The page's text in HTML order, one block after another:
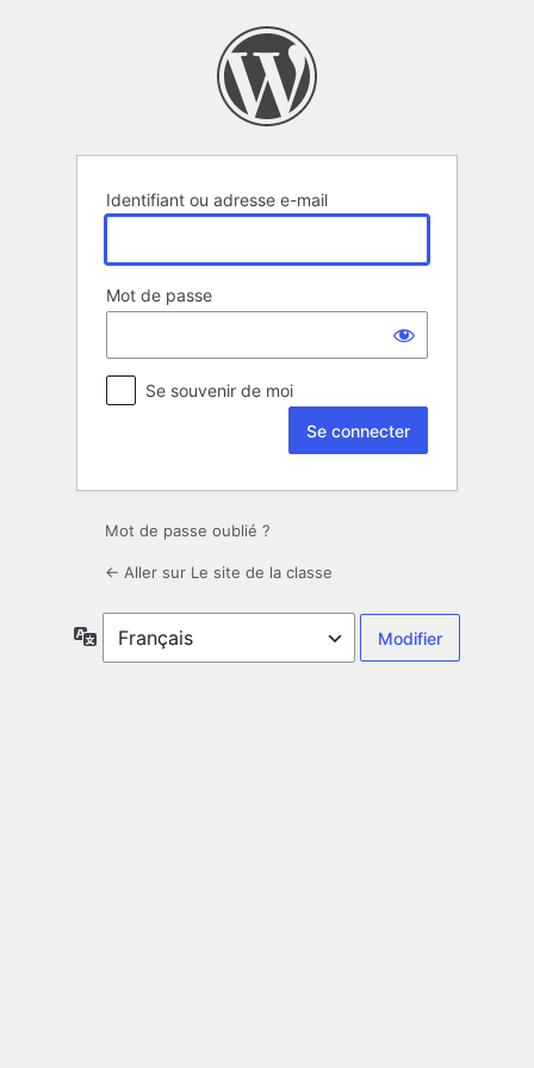
Identifiant ou adresse e-mail
Mot de passe
Se souvenir de moi
Mot de passe oublié ?
← Aller sur Le site de la classe
Langue